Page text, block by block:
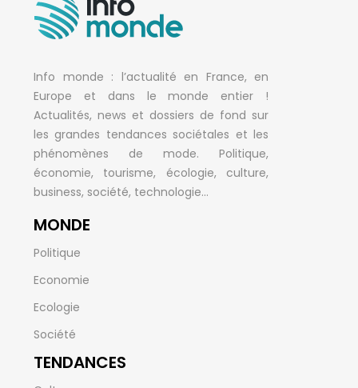
Info monde : l’actualité en France, en
Europe et dans le monde entier !
Actualités, news et dossiers de fond sur
les grandes tendances sociétales et les
phénomènes de mode. Politique,
économie, tourisme, écologie, culture,
business, société, technologie…
MONDE
Politique
Economie
Ecologie
Société
TENDANCES